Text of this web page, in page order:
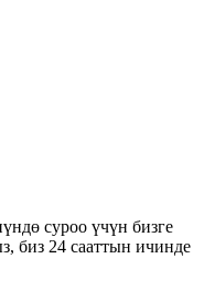
суроо үчүн бизге
биз 24 сааттын ичинде